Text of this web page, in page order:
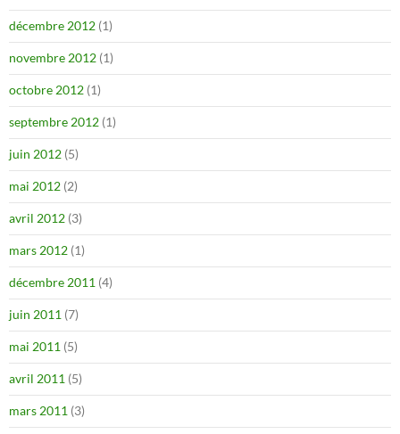
décembre 2012 (1)
novembre 2012 (1)
octobre 2012 (1)
septembre 2012 (1)
juin 2012 (5)
mai 2012 (2)
avril 2012 (3)
mars 2012 (1)
décembre 2011 (4)
juin 2011 (7)
mai 2011 (5)
avril 2011 (5)
mars 2011 (3)